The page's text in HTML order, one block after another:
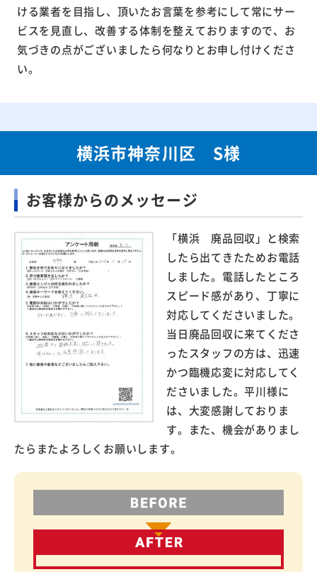
ける業者を目指し、頂いたお言葉を参考にして常にサー
ビスを見直し、改善する体制を整えておりますので、お
気づきの点がございましたら何なりとお申し付けくださ
い。
横浜市神奈川区 S様
お客様からのメッセージ
「横浜 廃品回収」と検索
したら出てきたためお電話
しました。電話したところ
スピード感があり、丁寧に
対応してくださいました。
当日廃品回収に来てくださ
ったスタッフの方は、迅速
かつ臨機応変に対応してく
ださいました。平川様に
は、大変感謝しておりま
す。また、機会がありまし
たらまたよろしくお願いします。